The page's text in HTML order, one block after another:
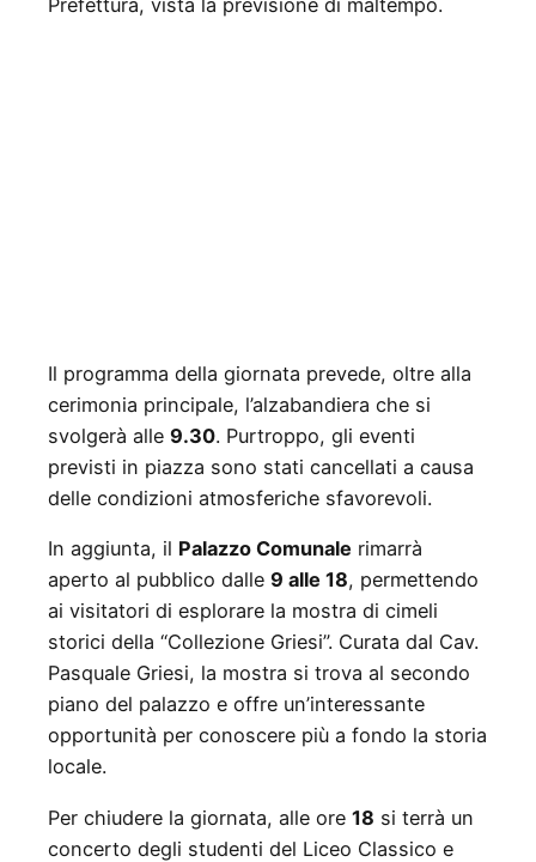
Il programma della giornata prevede, oltre alla
cerimonia principale, l’alzabandiera che si
svolgerà alle 9.30. Purtroppo, gli eventi
previsti in piazza sono stati cancellati a causa
delle condizioni atmosferiche sfavorevoli.
In aggiunta, il Palazzo Comunale rimarrà
aperto al pubblico dalle 9 alle 18, permettendo
ai visitatori di esplorare la mostra di cimeli
storici della “Collezione Griesi”. Curata dal Cav.
Pasquale Griesi, la mostra si trova al secondo
piano del palazzo e offre un’interessante
opportunità per conoscere più a fondo la storia
locale.
Per chiudere la giornata, alle ore 18 si terrà un
concerto degli studenti del Liceo Classico e